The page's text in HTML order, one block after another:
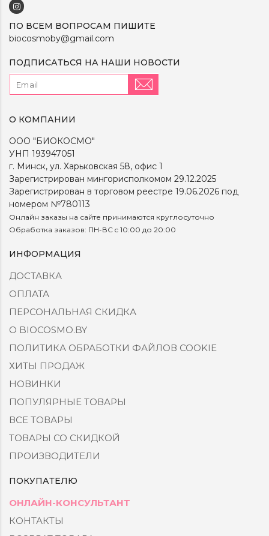
ПО ВСЕМ ВОПРОСАМ ПИШИТЕ
biocosmoby@gmail.com
ПОДПИСАТЬСЯ НА НАШИ НОВОСТИ
О КОМПАНИИ
ООО "БИОКОСМО"
УНП 193947051
г. Минск, ул. Харьковская 58, офис 1
Зарегистрирован мингорисполкомом 29.12.2025
Зарегистрирован в торговом реестре 19.06.2026 под
номером №780113
Онлайн заказы на сайте принимаются круглосуточно
Обработка заказов: ПН-ВС c 10:00 до 20:00
ИНФОРМАЦИЯ
ДОСТАВКА
ОПЛАТА
ПЕРСОНАЛЬНАЯ СКИДКА
О BIOCOSMO.BY
ПОЛИТИКА ОБРАБОТКИ ФАЙЛОВ COOKIE
ХИТЫ ПРОДАЖ
НОВИНКИ
ПОПУЛЯРНЫЕ ТОВАРЫ
ВСЕ ТОВАРЫ
ТОВАРЫ СО СКИДКОЙ
ПРОИЗВОДИТЕЛИ
ПОКУПАТЕЛЮ
ОНЛАЙН-КОНСУЛЬТАНТ
КОНТАКТЫ